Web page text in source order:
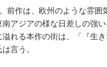
前作は、欧州のような雰囲
アジアの様な日差しの強い
れる本作の街は、「『生き
言う。